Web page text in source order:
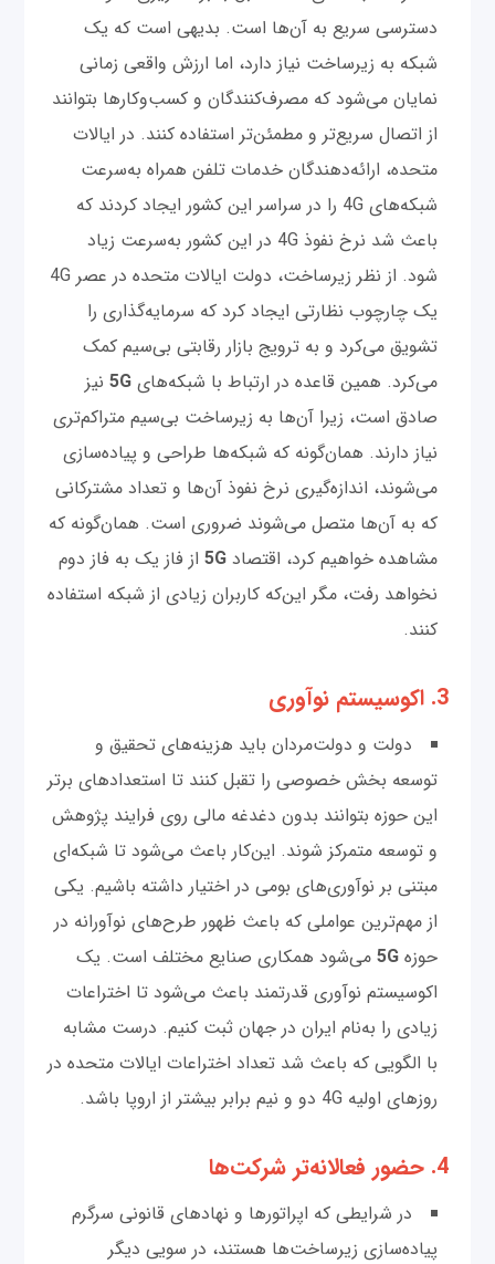
دسترسی سریع به ‌آن‌ها است. بدیهی است که یک
شبکه به زیرساخت نیاز دارد، اما ارزش واقعی زمانی
نمایان می‌شود که مصرف‌کنندگان و کسب‌و‌کارها بتوانند
از اتصال سریع‌تر و مطمئن‌تر استفاده کنند. در ایالات
متحده، ارائه‌دهندگان خدمات تلفن همراه به‌سرعت
شبکه‌های 4G را در سراسر این کشور ایجاد کردند که
باعث شد نرخ نفوذ 4G در این کشور به‌سرعت زیاد
شود. از نظر زیرساخت، دولت ایالات متحده در عصر 4G
یک چارچوب نظارتی ایجاد کرد که سرمایه‌گذاری را
تشویق می‌کرد و به ترویج بازار رقابتی بی‌سیم کمک
می‌کرد. همین قاعده در ارتباط با شبکه‌های5G نیز
صادق است، زیرا آن‌ها به زیرساخت بی‌سیم متراکم‌تری
نیاز دارند. همان‌گونه که شبکه‌ها طراحی و پیاده‌سازی
می‌شوند، اندازه‌گیری نرخ نفوذ آن‌ها و تعداد مشترکانی
که به آن‌ها متصل می‌شوند ضروری است. همان‌گونه که
مشاهده خواهیم کرد، اقتصاد5G از فاز یک به فاز دوم
نخواهد رفت، مگر این‌که کاربران زیادی از شبکه استفاده
کنند.
3. اکوسیستم نوآوری
دولت و دولت‌مردان باید هزینه‌های تحقیق و
توسعه بخش خصوصی را تقبل کنند تا استعدادهای برتر
این حوزه بتوانند بدون دغدغه مالی روی فرایند پژوهش
و توسعه متمرکز شوند. این‌کار باعث می‌شود تا شبکه‌ای
مبتنی بر نوآوری‌های بومی در اختیار داشته باشیم. یکی
از مهم‌ترین عواملی که باعث ظهور طرح‌های نوآورانه در
حوزه5G می‌شود همکاری‌ صنایع مختلف است. یک
اکوسیستم نوآوری قدرتمند باعث می‌شود تا اختراعات
زیادی را به‌نام ایران در جهان ثبت کنیم. درست مشابه
با الگویی که باعث شد تعداد اختراعات ایالات متحده در
روزهای اولیه 4G دو و نیم برابر بیشتر از اروپا باشد.
4. حضور فعالانه‌تر شرکت‌ها
در شرایطی که اپراتورها و نهادهای قانونی سرگرم
پیاده‌سازی زیرساخت‌ها هستند، در سویی دیگر